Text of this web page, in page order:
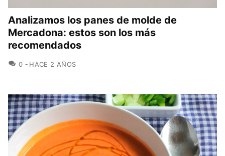
Analizamos los panes de molde de
Mercadona: estos son los más
recomendados
0 COMENTARIOS
HACE 2 AÑOS